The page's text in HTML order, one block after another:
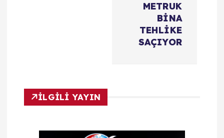
m
METRUK
BİNA
TEHLİKE
SAÇIYOR
İLGİLİ YAYIN